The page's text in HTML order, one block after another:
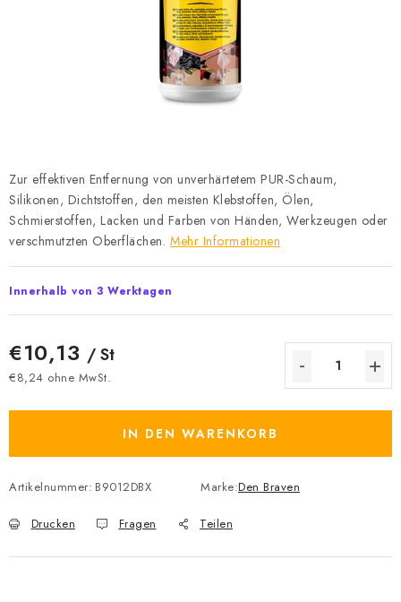
Richtlinien zur Verwendung von Cookies
Allgemeinen Geschäftsbedingungen
Zur effektiven Entfernung von unverhärtetem PUR-Schaum,
Silikonen, Dichtstoffen, den meisten Klebstoffen, Ölen,
Schmierstoffen, Lacken und Farben von Händen, Werkzeugen oder
verschmutzten Oberflächen. Mehr Informationen
Innerhalb von 3 Werktagen
€10,13 / St
€8,24 ohne MwSt.
IN DEN WARENKORB
Artikelnummer: B9012DBX Marke:Den Braven
Drucken Fragen Teilen